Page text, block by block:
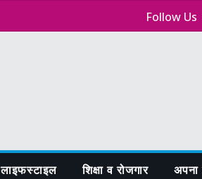
Follow Us
लाइफस्टाइल शिक्षा व रोजगार